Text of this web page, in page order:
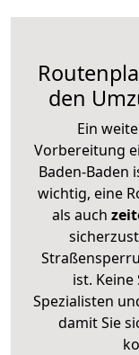
den
Ein
Vorbereitung
Baden-Baden
wichtig, eine
als auch
ist.
Spezialisten
damit Sie